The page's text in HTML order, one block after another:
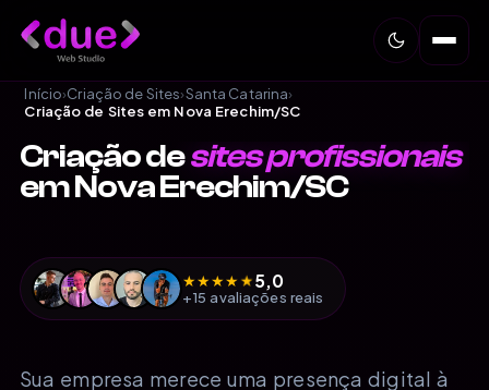
Início›Criação de Sites›Santa Catarina›
Criação de Sites em Nova Erechim/SC
Criação desites profissionais
em Nova Erechim/SC
★★★★★5,0
+15 avaliações reais
Sua empresa merece uma presença digital à